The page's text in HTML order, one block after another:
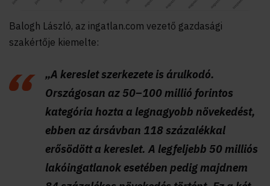
Balogh László, az ingatlan.com vezető gazdasági
szakértője kiemelte:
„A kereslet szerkezete is árulkodó.
Országosan az 50–100 millió forintos
kategória hozta a legnagyobb növekedést,
ebben az ársávban 118 százalékkal
erősödött a kereslet. A legfeljebb 50 milliós
lakóingatlanok esetében pedig majdnem